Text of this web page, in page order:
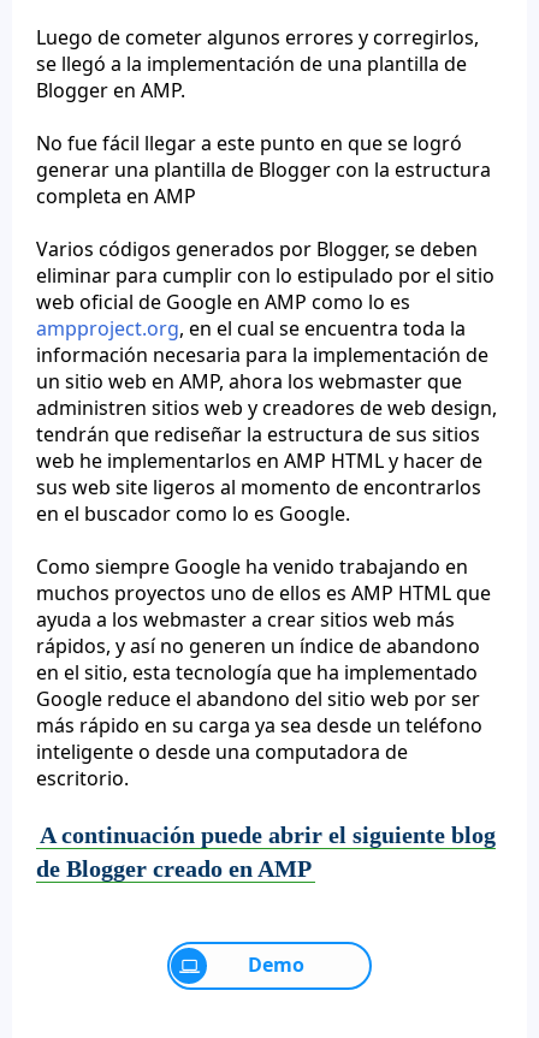
Luego de cometer algunos errores y corregirlos,
se llegó a la implementación de una plantilla de
Blogger en AMP.
No fue fácil llegar a este punto en que se logró
generar una plantilla de Blogger con la estructura
completa en AMP
Varios códigos generados por Blogger, se deben
eliminar para cumplir con lo estipulado por el sitio
web oficial de Google en AMP como lo es
ampproject.org, en el cual se encuentra toda la
información necesaria para la implementación de
un sitio web en AMP, ahora los webmaster que
administren sitios web y creadores de web design,
tendrán que rediseñar la estructura de sus sitios
web he implementarlos en AMP HTML y hacer de
sus web site ligeros al momento de encontrarlos
en el buscador como lo es Google.
Como siempre Google ha venido trabajando en
muchos proyectos uno de ellos es AMP HTML que
ayuda a los webmaster a crear sitios web más
rápidos, y así no generen un índice de abandono
en el sitio, esta tecnología que ha implementado
Google reduce el abandono del sitio web por ser
más rápido en su carga ya sea desde un teléfono
inteligente o desde una computadora de
escritorio.
A continuación puede abrir el siguiente blog
de Blogger creado en AMP
Demo